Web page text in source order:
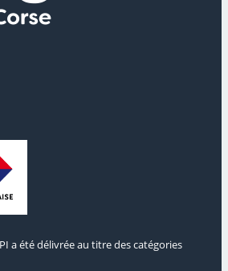
a été délivrée au titre des catégories